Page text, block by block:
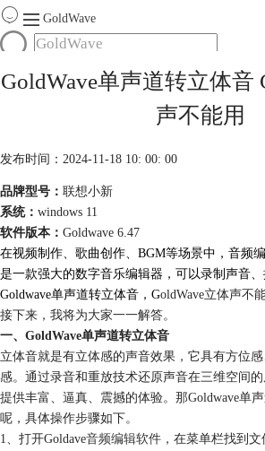
GoldWave
产品
购买
GoldWave单声道转立体音
声不能用
发布时间：2024-11-18 10: 00: 00
品牌型号： 联想小新
系统： windows 11
软件版本： Goldwave 6.47
在视频制作、歌曲创作、BGM等场景中，音频
是一款强大的数字音乐编辑器，可以录制声音、
Goldwave单声道转立体音，GoldWave立体声不
接下来，我将为大家一一解答。
一、GoldWave单声道转立体音
立体音就是有立体感的声音效果，它具有方位
感。通过录音和重放技术还原声音在三维空间
提供丰富、逼真、震撼的体验。那Goldwave单
呢，具体操作步骤如下。
1、打开Goldave音频编辑软件 ，在菜单栏找到